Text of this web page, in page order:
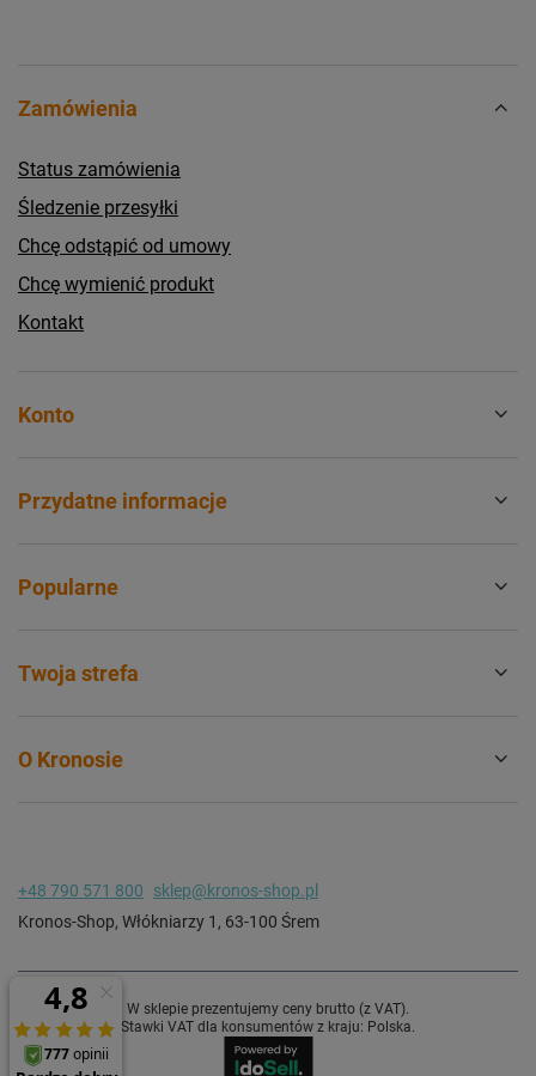
Zamówienia
Status zamówienia
Śledzenie przesyłki
Chcę odstąpić od umowy
Chcę wymienić produkt
Kontakt
Konto
Przydatne informacje
Popularne
Twoja strefa
O Kronosie
+48 790 571 800
sklep@kronos-shop.pl
Kronos-Shop, Włókniarzy 1 , 63-100 Śrem
W sklepie prezentujemy ceny brutto (z VAT).
Stawki VAT dla konsumentów z kraju: Polska